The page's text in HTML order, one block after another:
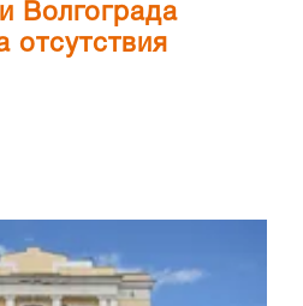
Волгограда
отсутствия